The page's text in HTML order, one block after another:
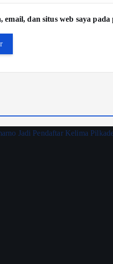
email, dan situs web saya